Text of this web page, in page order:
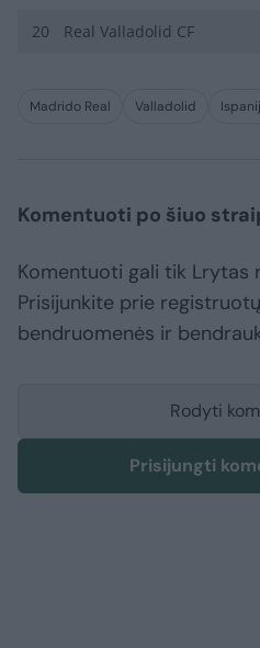
20 Real Valladolid CF
Madrido Real Valladolid
Komentuoti po šiuo
Komentuoti gali tik
Prisijunkite prie
bendruomenės ir
Rodyti
Prisijungti